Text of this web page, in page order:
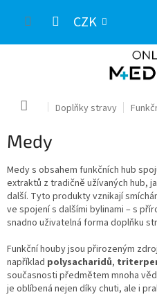
CZK
Domů Doplňky stravy
Medy
Medy s obsahem funkčních hub
extraktů z tradičně užívaných hub,
další. Tyto produkty vznikají
ve spojení s dalšími bylinami – s
snadno uživatelná forma doplňku
Funkční houby jsou přirozeným
například polysacharidů,
současnosti předmětem mnoha
je oblíbená nejen díky chuti, ale i